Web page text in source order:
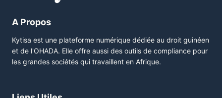
A Propos
Kytisa est une plateforme numérique dédiée au droit guinéen
et de l'OHADA. Elle offre aussi des outils de compliance pour
les grandes sociétés qui travaillent en Afrique.